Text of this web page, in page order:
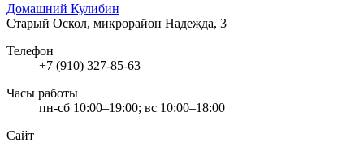
Домашний Кулибин
Старый Оскол, микрорайон Надежда, 3
Телефон
+7 (910) 327-85-63
Часы работы
пн-сб 10:00–19:00; вс 10:00–18:00
Сайт